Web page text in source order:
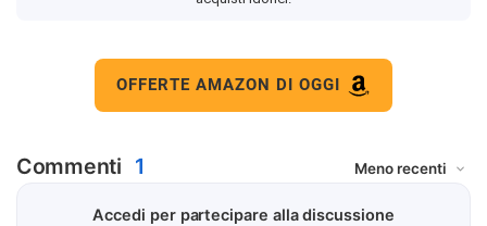
OFFERTE AMAZON DI OGGI
Commenti 1
Accedi per partecipare alla discussione